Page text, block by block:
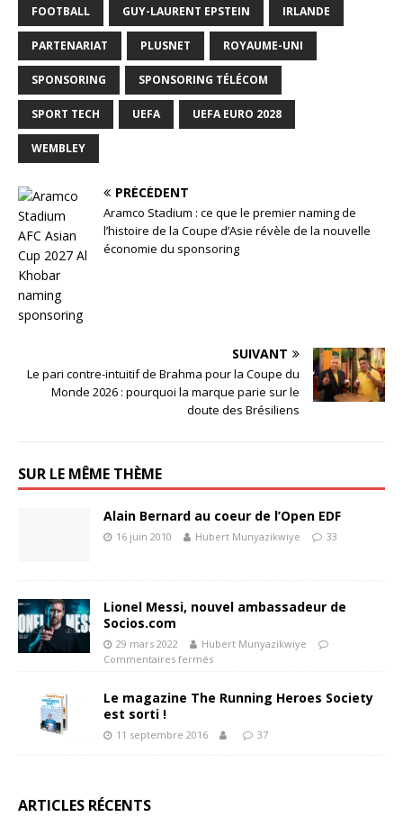
FOOTBALL GUY-LAURENT EPSTEIN IRLANDE
PARTENARIAT PLUSNET ROYAUME-UNI
SPONSORING SPONSORING TÉLÉCOM
SPORT TECH UEFA UEFA EURO 2028
WEMBLEY
PRÉCÉDENT
Aramco Stadium : ce que le premier naming de
l’histoire de la Coupe d’Asie révèle de la nouvelle
économie du sponsoring
SUIVANT
Le pari contre-intuitif de Brahma pour la Coupe du
Monde 2026 : pourquoi la marque parie sur le
doute des Brésiliens
SUR LE MÊME THÈME
Alain Bernard au coeur de l’Open EDF
16 juin 2010 Hubert Munyazikwiye 33
Lionel Messi, nouvel ambassadeur de
Socios.com
29 mars 2022
Hubert Munyazikwiye
Commentaires fermés
Le magazine The Running Heroes Society
est sorti !
11 septembre 2016 37
ARTICLES RÉCENTS